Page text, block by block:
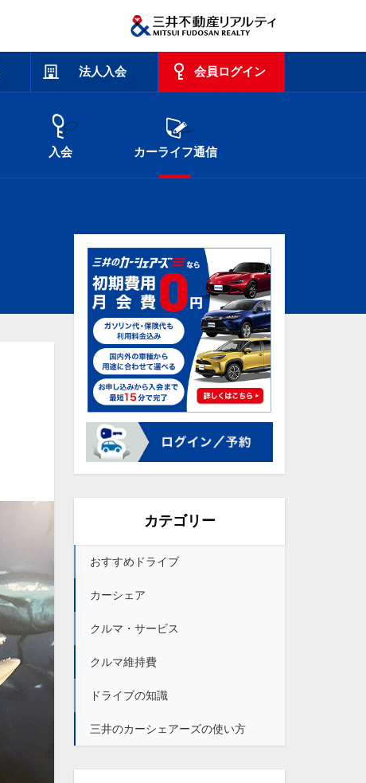
法人入会 会員ログイン
入会 カーライフ通信
カテゴリー
おすすめドライブ
カーシェア
クルマ・サービス
クルマ維持費
ドライブの知識
三井のカーシェアーズの使い方